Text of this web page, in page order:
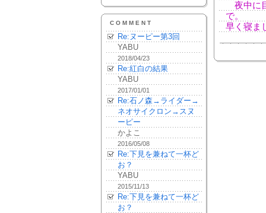
COMMENT
Re:ヌーピー第3回
YABU
2018/04/23
Re:紅白の結果
YABU
2017/01/01
Re:石ノ森→ライダー→
ネオサイクロン→スヌ
ーピー
かよこ
2016/05/08
Re:下見を兼ねて一杯ど
お？
YABU
2015/11/13
Re:下見を兼ねて一杯ど
お？
夜中に
で。
早く寝ま